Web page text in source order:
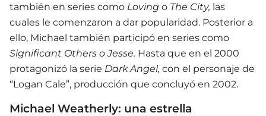
también en series como Loving o The City, las
cuales le comenzaron a dar popularidad. Posterior a
ello, Michael también participó en series como
Significant Others o Jesse. Hasta que en el 2000
protagonizó la serie Dark Angel, con el personaje de
“Logan Cale”, producción que concluyó en 2002.
Michael Weatherly: una estrella